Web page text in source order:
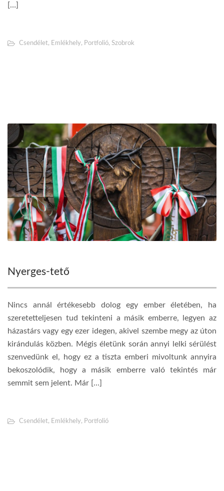
[…]
Csendélet, Emlékhely, Portfolió, Szobrok
Nyerges-tető
Nincs annál értékesebb dolog egy ember életében, ha
szeretetteljesen tud tekinteni a másik emberre, legyen az
házastárs vagy egy ezer idegen, akivel szembe megy az úton
kirándulás közben. Mégis életünk során annyi lelki sérülést
szenvedünk el, hogy ez a tiszta emberi mivoltunk annyira
bekoszolódik, hogy a másik emberre való tekintés már
semmit sem jelent. Már […]
Csendélet, Emlékhely, Portfolió